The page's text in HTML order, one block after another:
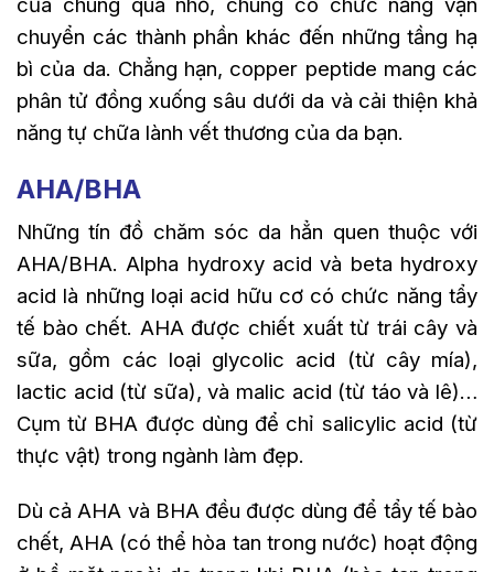
chuyển các thành phần khác đến những tầng hạ
bì của da. Chẳng hạn, copper peptide mang các
phân tử đồng xuống sâu dưới da và cải thiện khả
năng tự chữa lành vết thương của da bạn.
AHA/BHA
Những tín đồ chăm sóc da hẳn quen thuộc với
AHA/BHA. Alpha hydroxy acid và beta hydroxy
acid là những loại acid hữu cơ có chức năng tẩy
tế bào chết. AHA được chiết xuất từ trái cây và
sữa, gồm các loại glycolic acid (từ cây mía),
lactic acid (từ sữa), và malic acid (từ táo và lê)…
Cụm từ BHA được dùng để chỉ salicylic acid (từ
thực vật) trong ngành làm đẹp.
Dù cả AHA và BHA đều được dùng để tẩy tế bào
chết, AHA (có thể hòa tan trong nước) hoạt động